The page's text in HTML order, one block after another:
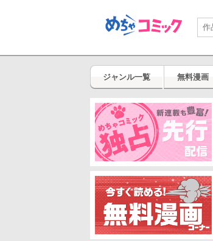
ジャンル一覧 無料漫画